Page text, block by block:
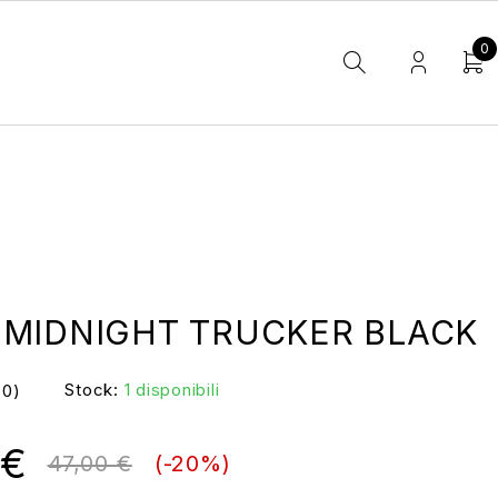
0
TRUCKER BLACK
Stock: 1 disponibili
47,00€
€ (-20%)